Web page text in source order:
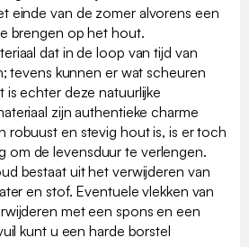
einde van de zomer alvorens een
brengen op het hout.
dat in de loop van tijd van
tevens kunnen er wat scheuren
is echter deze natuurlijke
zijn authentieke charme
robuust en stevig hout is, is er toch
om de levensduur te verlengen.
bestaat uit het verwijderen van
en stof. Eventuele vlekken van
met een spons en een
kunt u een harde borstel